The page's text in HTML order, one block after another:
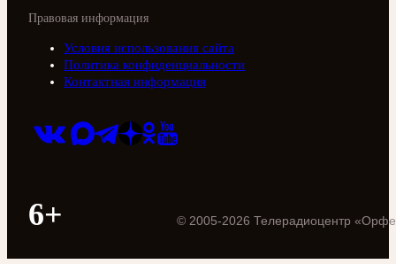
Правовая информация
Условия использования сайта
Политика конфиденциальности
Контактная информация
6+ © 2005-2026 Телерадиоцентр